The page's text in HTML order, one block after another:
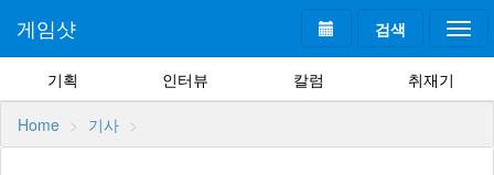
검색
게임샷
기획 인터뷰 칼럼 취재기
Home 기사